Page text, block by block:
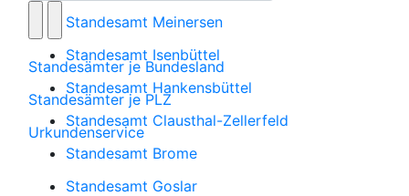
Standesämter je Bundesland
Standesämter je PLZ
Urkundenservice
Standesamt Meinersen
Standesamt Isenbüttel
Standesamt Hankensbüttel
Standesamt Clausthal-Zellerfeld
Standesamt Brome
Standesamt Goslar